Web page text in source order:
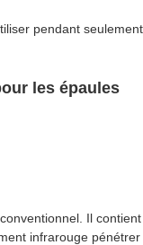
pendant
les épaules
Il
infrarouge